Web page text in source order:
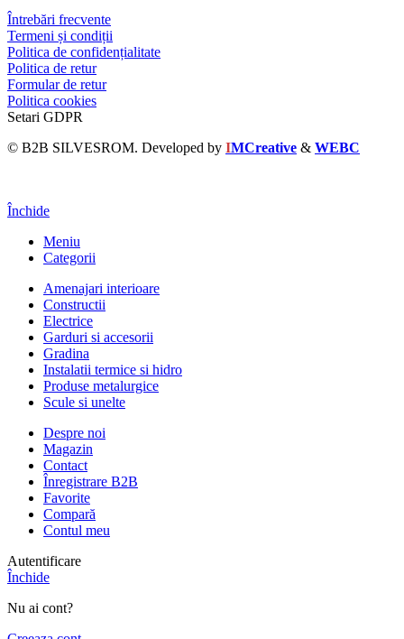
Întrebări frecvente
Termeni și condiții
Politica de confidențialitate
Politica de retur
Formular de retur
Politica cookies
Setari GDPR
© B2B SILVESROM. Developed by IMCreative & WEBC
Închide
Meniu
Categorii
Amenajari interioare
Constructii
Electrice
Garduri si accesorii
Gradina
Instalatii termice si hidro
Produse metalurgice
Scule si unelte
Despre noi
Magazin
Contact
Înregistrare B2B
Favorite
Compară
Contul meu
Autentificare
Închide
Nu ai cont?